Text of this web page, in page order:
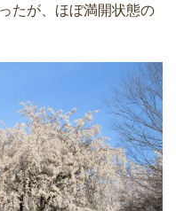
たが、ほぼ満開状態の